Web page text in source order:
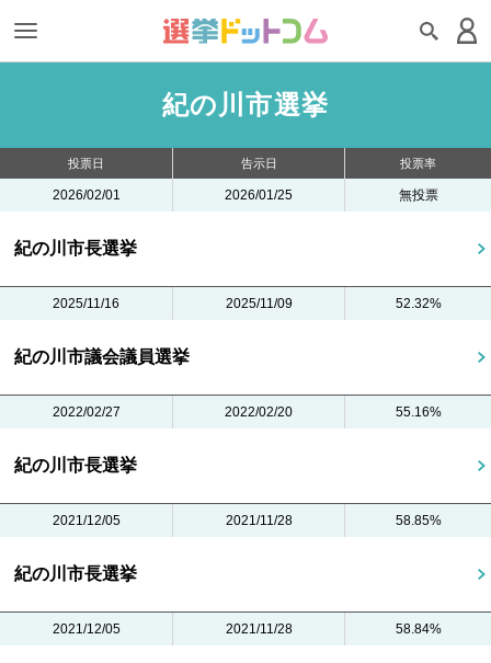
紀の川市選挙
投票日 告示日 投票率
2026/02/01 2026/01/25 無投票
紀の川市長選挙
2025/11/16 2025/11/09 52.32%
紀の川市議会議員選挙
2022/02/27 2022/02/20 55.16%
紀の川市長選挙
2021/12/05 2021/11/28 58.85%
紀の川市長選挙
2021/12/05 2021/11/28 58.84%